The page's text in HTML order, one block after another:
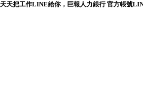
天天把工作LINE給你，巨報人力銀行 官方帳號